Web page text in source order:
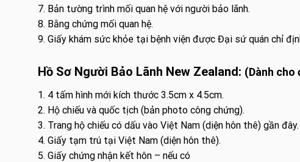
7. Bản tường trình mối quan hệ với người bảo lãnh.
8. Bằng chứng mối quan hệ.
9. Giấy khám sức khỏe tại bệnh viện được Đại sứ quán chỉ
Hồ Sơ Người Bảo Lãnh New Zealand: (Dành cho
1. 4 tấm hình mới kích thước 3.5cm x 4.5cm.
2. Hộ chiếu và quốc tịch (bản photo công chứng).
3. Trang hộ chiếu có dấu vào Việt Nam (diện hôn thê) gần đây.
4. Giấy tạm trú tại Việt Nam (diện hôn thê).
5. Giấy chứng nhận kết hôn – nếu có